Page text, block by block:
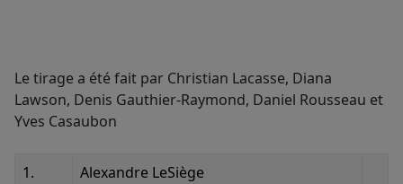
Le tirage a été fait par Christian Lacasse, Diana
Lawson, Denis Gauthier-Raymond, Daniel Rousseau et
Yves Casaubon
1.
Alexandre LeSiège